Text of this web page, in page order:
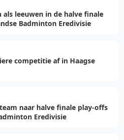
als leeuwen in de halve finale
Badminton Eredivisie
competitie af in Haagse
naar halve finale play-offs
Eredivisie